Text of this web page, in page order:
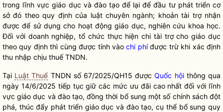
trong lĩnh vực giáo dục và đào tạo để lại để đầu tư phát triển cơ
sở đó theo quy định của luật chuyên ngành; khoản tài trợ nhận
được để sử dụng cho hoạt động giáo dục, nghiên cứu khoa học.
Đối với doanh nghiệp, tổ chức thực hiện chi tài trợ cho giáo dục
theo quy định thì cùng được tính vàochi phíđược trừ khi xác định
thu nhập chịu thuế TNDN.
Tại Luật ThuếTNDN số 67/2025/QH15 đượcQuốc hộithông qua
ngày 14/6/2025 tiếp tục giữ các mức ưu đãi cao nhất đối với lĩnh
vực giáo dục và đào tạo, đồng thời bổ sung một số chính sách đột
phá, thúc đẩy phát triển giáo dục và đào tạo, cụ thể bổ sung quy